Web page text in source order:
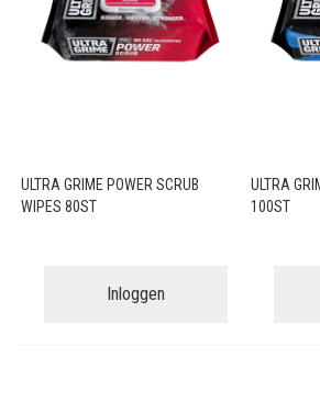
ULTRA GRIME POWER SCRUB
WIPES 80ST
Inloggen
ULTRA
100ST